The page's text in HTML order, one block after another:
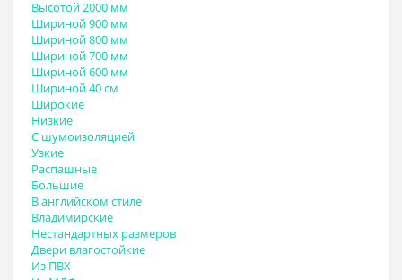
Высотой 2000 мм
Шириной 900 мм
Шириной 800 мм
Шириной 700 мм
Шириной 600 мм
Шириной 40 см
Широкие
Низкие
С шумоизоляцией
Узкие
Распашные
Большие
В английском стиле
Владимирские
Нестандартных размеров
Двери влагостойкие
Из ПВХ